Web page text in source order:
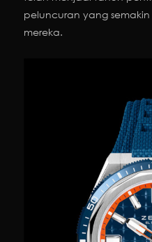
peluncuran yang
mereka.